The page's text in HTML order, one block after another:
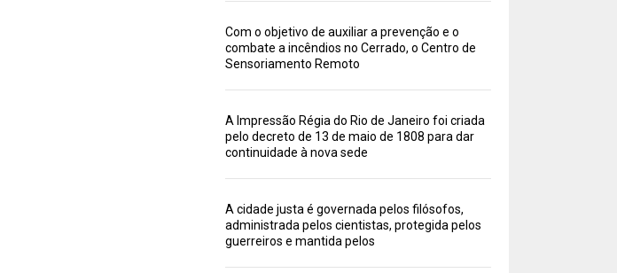
Com o objetivo de auxiliar a prevenção e o
combate a incêndios no Cerrado, o Centro de
Sensoriamento Remoto
A Impressão Régia do Rio de Janeiro foi criada
pelo decreto de 13 de maio de 1808 para dar
continuidade à nova sede
A cidade justa é governada pelos filósofos,
administrada pelos cientistas, protegida pelos
guerreiros e mantida pelos